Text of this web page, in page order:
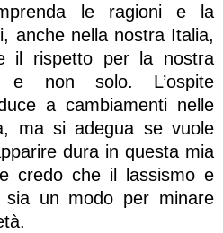
le ragioni e la
anche nella nostra Italia,
il rispetto per la nostra
e non solo. L’ospite
a cambiamenti nelle
ma si adegua se vuole
dura in questa mia
credo che il lassismo e
sia un modo per minare